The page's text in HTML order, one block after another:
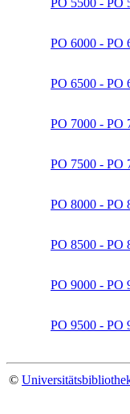
PO 5500 - PO
PO 6000 - PO
PO 6500 - PO
PO 7000 - PO
PO 7500 - PO
PO 8000 - PO
PO 8500 - PO
PO 9000 - PO
PO 9500 - PO
©